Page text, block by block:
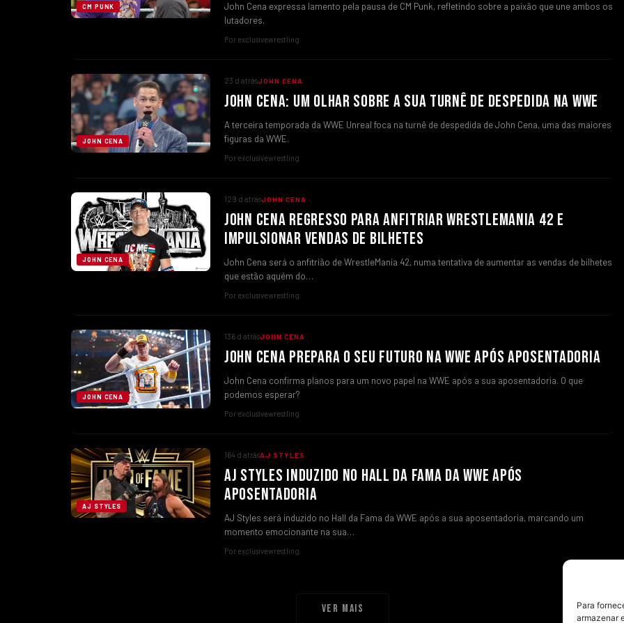
Para
armazenar
CM PUNK
John Cena expressa lamento pela pausa de CM Punk, refletindo sobre a paixão que une ambos os
lutadores.
Por exclusivewrestling
JOHN CENA
23 d atrásJOHN CENA
JOHN CENA: UM OLHAR SOBRE A SUA TURNÊ DE DESPEDIDA NA WWE
A terceira temporada da WWE Unreal foca na turnê de despedida de John Cena, uma das maiores
figuras da WWE.
Por exclusivewrestling
JOHN CENA
129 d atrásJOHN CENA
JOHN CENA REGRESSO PARA ANFITRIAR WRESTLEMANIA 42 E
IMPULSIONAR VENDAS DE BILHETES
John Cena será o anfitrião de WrestleMania 42, numa tentativa de aumentar as vendas de bilhetes
que estão aquém do…
Por exclusivewrestling
JOHN CENA
136 d atrásJOHN CENA
JOHN CENA PREPARA O SEU FUTURO NA WWE APÓS APOSENTADORIA
John Cena confirma planos para um novo papel na WWE após a sua aposentadoria. O que
podemos esperar?
Por exclusivewrestling
AJ STYLES
164 d atrásAJ STYLES
AJ STYLES INDUZIDO NO HALL DA FAMA DA WWE APÓS
APOSENTADORIA
AJ Styles será induzido no Hall da Fama da WWE após a sua aposentadoria, marcando um
momento emocionante na sua…
Por exclusivewrestling
Ver mais